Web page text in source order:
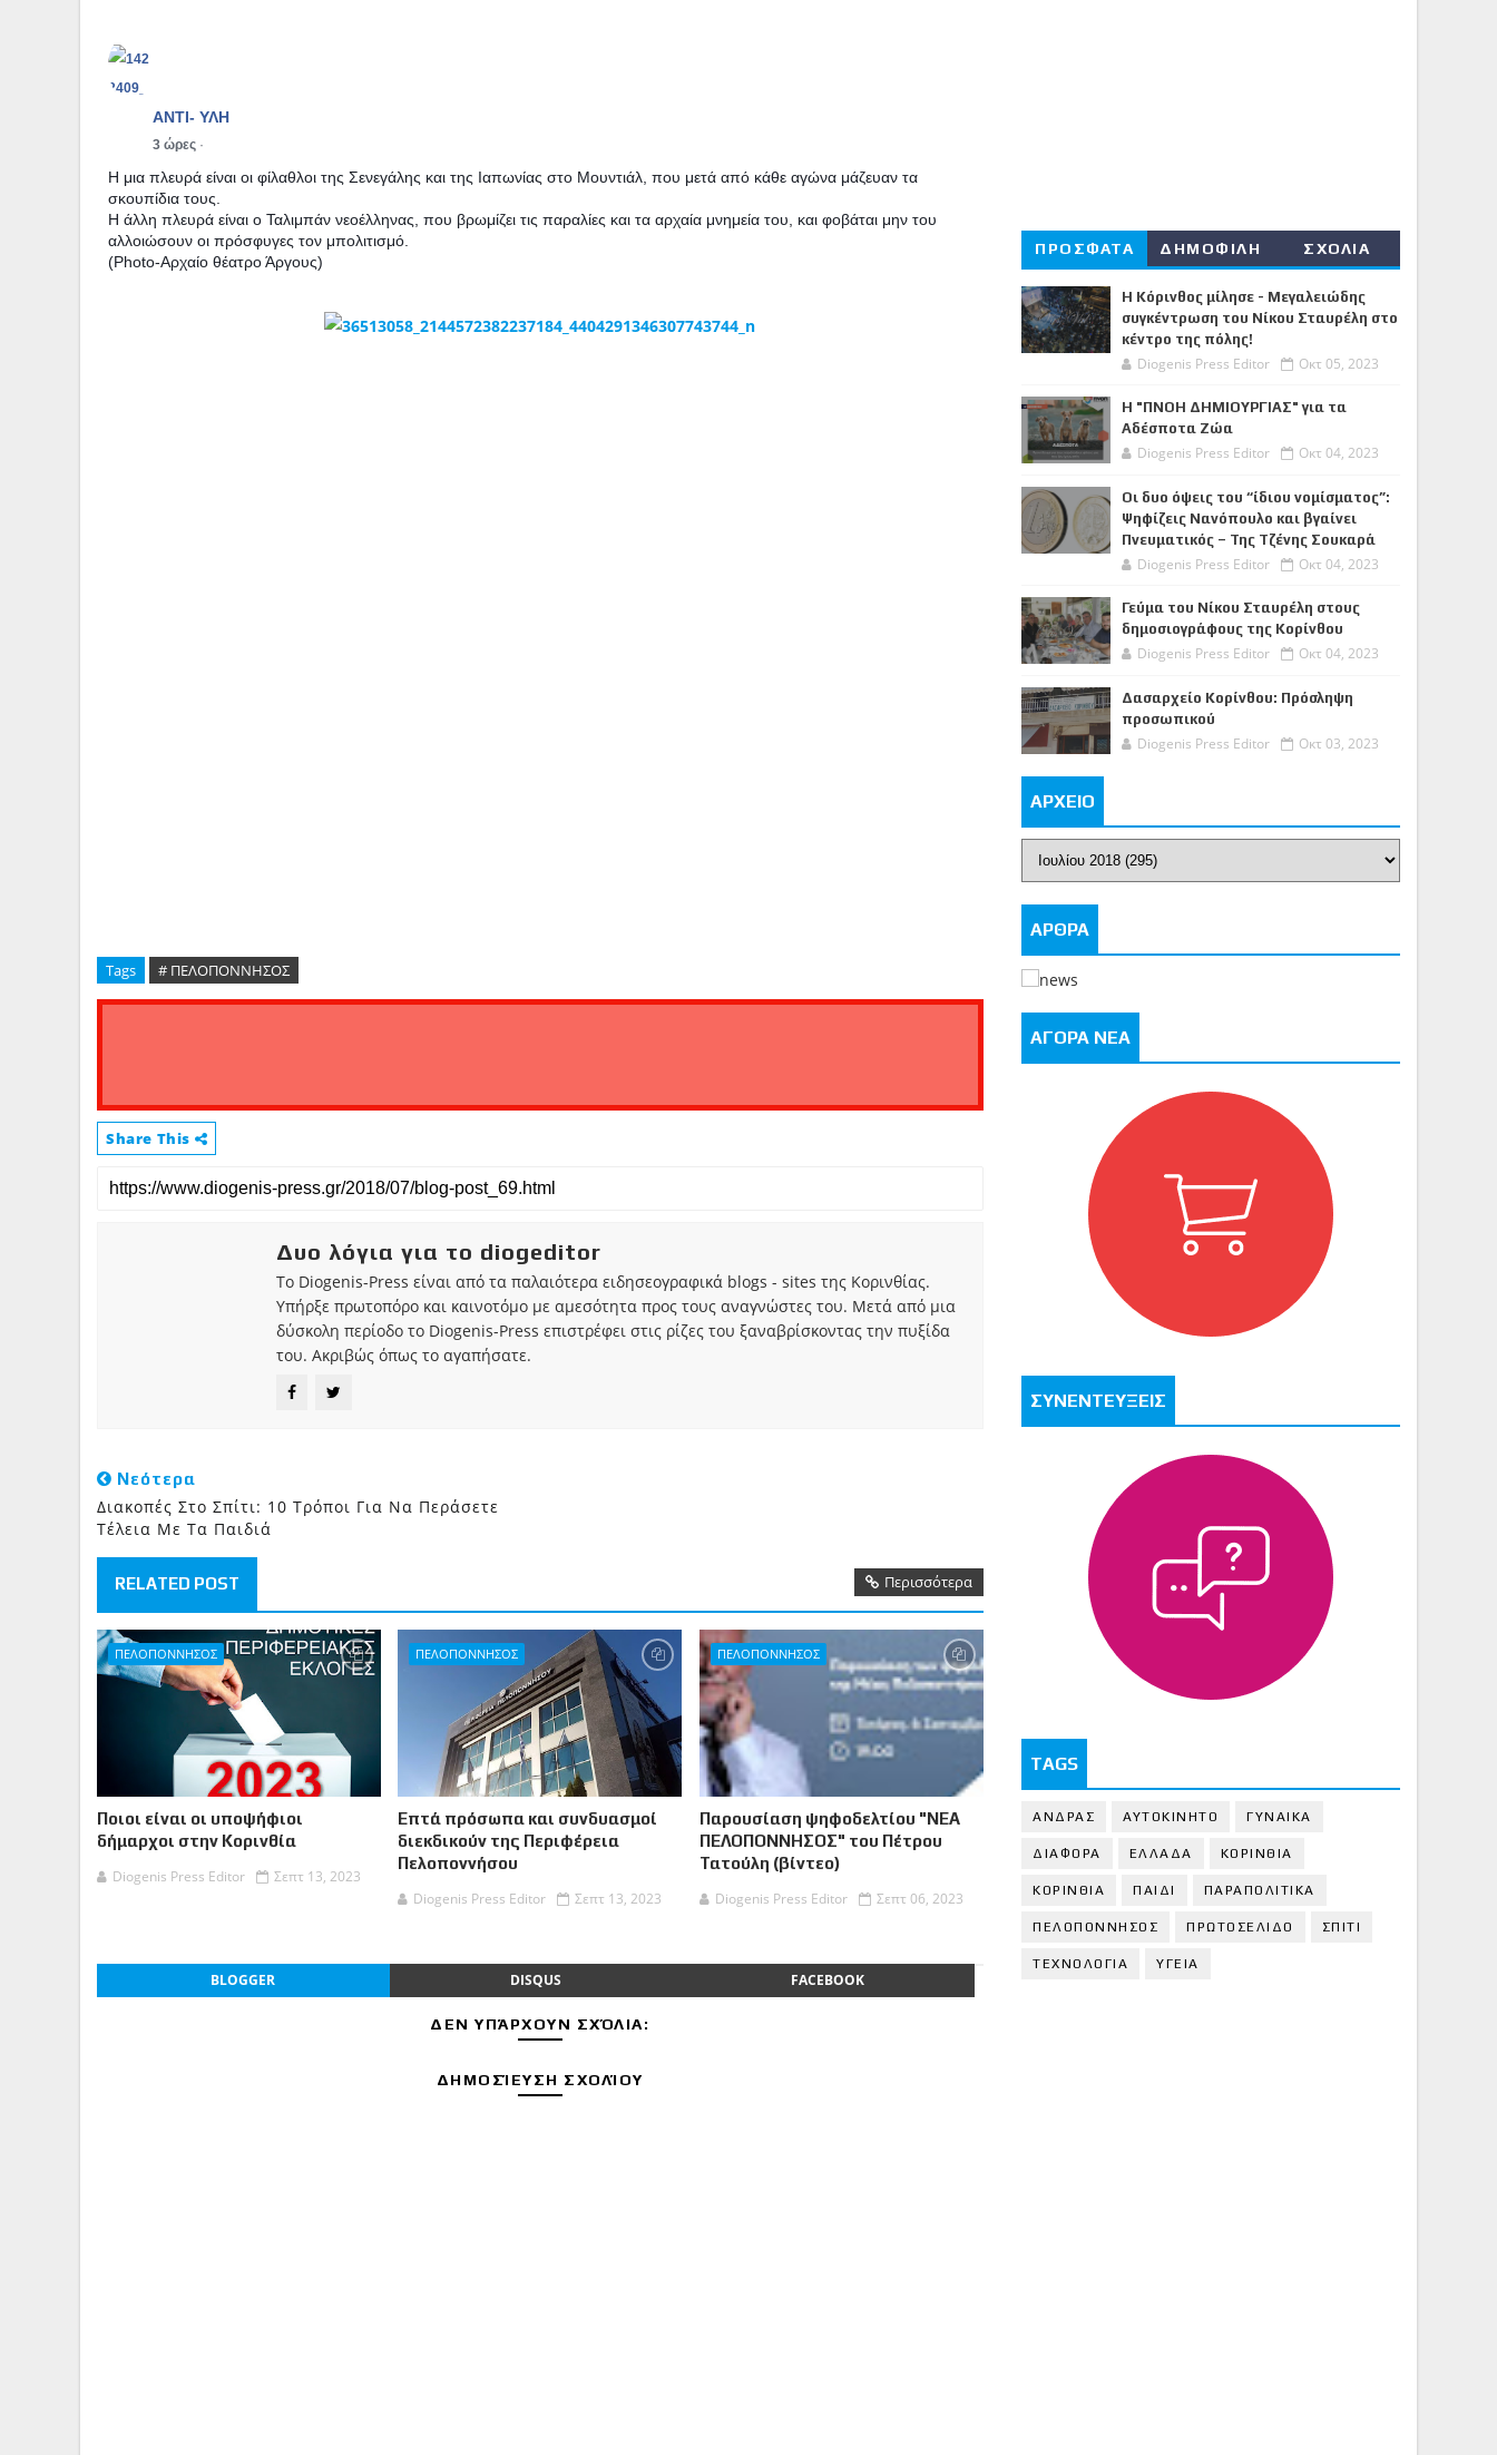
ΑΝΤΙ- ΥΛΗ
3 ώρες ·
Η μια πλευρά είναι οι φίλαθλοι της Σενεγάλης και της Ιαπωνίας στο Μουντιάλ, που μετά από κάθε αγώνα μάζευαν τα
σκουπίδια τους.
Η άλλη πλευρά είναι ο Ταλιμπάν νεοέλληνας, που βρωμίζει τις παραλίες και τα αρχαία μνημεία του, και φοβάται μην του
αλλοιώσουν οι πρόσφυγες τον μπολιτισμό.
(Photo-Αρχαίο θέατρο Άργους)
Tags # ΠΕΛΟΠΟΝΝΗΣΟΣ
Share This
Δυο λόγια για το diogeditor
Το Diogenis-Press είναι από τα παλαιότερα ειδησεογραφικά blogs - sites της Κορινθίας.
Υπήρξε πρωτοπόρο και καινοτόμο με αμεσότητα προς τους αναγνώστες του. Μετά από μια
δύσκολη περίοδο το Diogenis-Press επιστρέφει στις ρίζες του ξαναβρίσκοντας την πυξίδα
του. Ακριβώς όπως το αγαπήσατε.
Νεότερα
Διακοπές Στο Σπίτι: 10 Τρόποι Για Να Περάσετε
Τέλεια Με Τα Παιδιά
RELATED POST Περισσότερα
ΠΕΛΟΠΟΝΝΗΣΟΣ
Ποιοι είναι οι υποψήφιοι
δήμαρχοι στην Κορινθία
Diogenis Press Editor
Σεπτ 13, 2023
ΠΕΛΟΠΟΝΝΗΣΟΣ
Επτά πρόσωπα και συνδυασμοί
διεκδικούν της Περιφέρεια
Πελοποννήσου
Diogenis Press Editor
Σεπτ 13, 2023
ΠΕΛΟΠΟΝΝΗΣΟΣ
Παρουσίαση ψηφοδελτίου "ΝΕΑ
ΠΕΛΟΠΟΝΝΗΣΟΣ" του Πέτρου
Τατούλη (βίντεο)
Diogenis Press Editor
Σεπτ 06, 2023
BLOGGER DISQUS FACEBOOK
ΔΕΝ ΥΠΆΡΧΟΥΝ ΣΧΌΛΙΑ:
ΔΗΜΟΣΊΕΥΣΗ ΣΧΟΛΊΟΥ
ΠΡΟΣΦΑΤΑ ΔΗΜΟΦΙΛΗ ΣΧΟΛΙΑ
Η Κόρινθος μίλησε - Μεγαλειώδης
συγκέντρωση του Νίκου Σταυρέλη στο
κέντρο της πόλης!
Diogenis Press Editor Οκτ 05, 2023
Η "ΠΝΟΗ ΔΗΜΙΟΥΡΓΙΑΣ" για τα
Αδέσποτα Ζώα
Diogenis Press Editor Οκτ 04, 2023
Οι δυο όψεις του “ίδιου νομίσματος”:
Ψηφίζεις Νανόπουλο και βγαίνει
Πνευματικός – Της Τζένης Σουκαρά
Diogenis Press Editor Οκτ 04, 2023
Γεύμα του Νίκου Σταυρέλη στους
δημοσιογράφους της Κορίνθου
Diogenis Press Editor Οκτ 04, 2023
Δασαρχείο Κορίνθου: Πρόσληψη
προσωπικού
Diogenis Press Editor Οκτ 03, 2023
ΑΡΧΕΙΟ
ΑΡΘΡΑ
ΑΓΟΡΑ ΝΕΑ
ΣΥΝΕΝΤΕΥΞΕΙΣ
TAGS
ΑΝΔΡΑΣ ΑΥΤΟΚΙΝΗΤΟ ΓΥΝΑΙΚΑ
ΔΙΑΦΟΡΑ ΕΛΛΑΔΑ ΚΟΡΙΝΘΙΑ
ΚΟΡΙΝΘΙA ΠΑΙΔΙ ΠΑΡΑΠΟΛΙΤΙΚΑ
ΠΕΛΟΠΟΝΝΗΣΟΣ ΠΡΩΤΟΣΕΛΙΔΟ ΣΠΙΤΙ
ΤΕΧΝΟΛΟΓΙΑ ΥΓΕΙΑ